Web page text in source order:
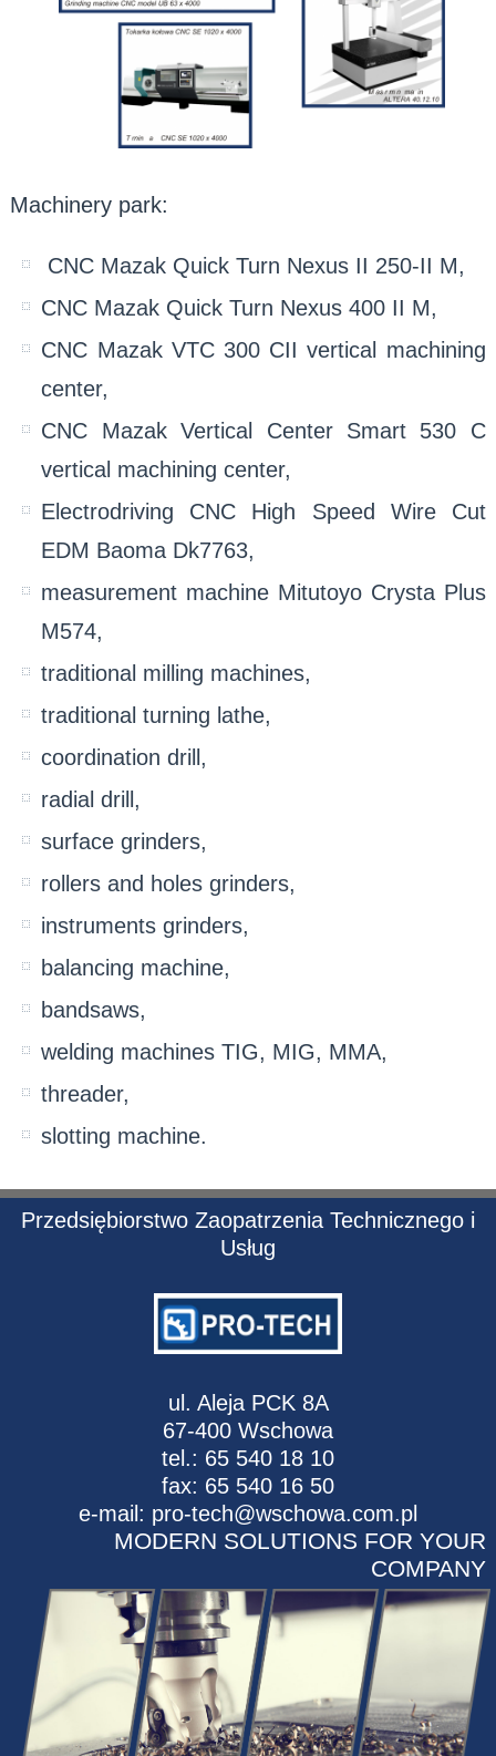
Machinery park:
CNC Mazak Quick Turn Nexus II 250-II M,
CNC Mazak Quick Turn Nexus 400 II M,
CNC Mazak VTC 300 CII vertical machining
center,
CNC Mazak Vertical Center Smart 530 C
vertical machining center,
Electrodriving CNC High Speed Wire Cut
EDM Baoma Dk7763,
measurement machine Mitutoyo Crysta Plus
M574,
traditional milling machines,
traditional turning lathe,
coordination drill,
radial drill,
surface grinders,
rollers and holes grinders,
instruments grinders,
balancing machine,
bandsaws,
welding machines TIG, MIG, MMA,
threader,
slotting machine.
Przedsiębiorstwo Zaopatrzenia Technicznego i
Usług
ul. Aleja PCK 8A
67-400 Wschowa
tel.: 65 540 18 10
fax: 65 540 16 50
e-mail: pro-tech@wschowa.com.pl
MODERN SOLUTIONS FOR YOUR
COMPANY